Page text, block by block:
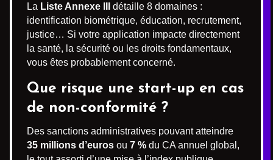
La Liste Annexe III
détaille 8 domaines :
identification biométrique, éducation, recrutement,
justice… Si votre application impacte directement
la santé, la sécurité ou les droits fondamentaux,
vous êtes probablement concerné.
Que risque une start-up en cas
de non-conformité ?
Des sanctions administratives pouvant atteindre
35 millions d’euros ou 7 % du CA annuel global,